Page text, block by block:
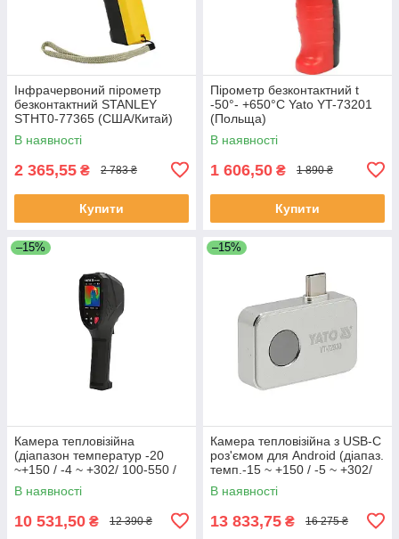
Інфрачервоний пірометр
безконтактний STANLEY
STHT0-77365 (США/Китай)
В наявності
2 365,55 ₴ 2 783 ₴
Купити
Пірометр безконтактний t
-50°- +650°С Yato YT-73201
(Польща)
В наявності
1 606,50 ₴ 1 890 ₴
Купити
–15%
Камера тепловізійна
(діапазон температур -20
~+150 / -4 ~ +302/ 100-550 /
212-1022 ˚C/˚F) акум. Li-Ion
3.7В /2АГод Yato YT-72920
В наявності
10 531,50 ₴ 12 390 ₴
–15%
Камера тепловізійна з USB-C
роз'ємом для Android (діапаз.
темп.-15 ~ +150 / -5 ~ +302/
150-550 / 302-1022 ˚C/˚F)
Yato YT-72930
В наявності
13 833,75 ₴ 16 275 ₴